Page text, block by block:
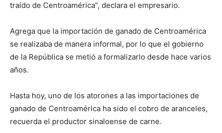
traído de Centroamérica”, declara el empresario.
Agrega que la importación de ganado de Centroamérica
se realizaba de manera informal, por lo que el gobierno
de la República se metió a formalizarlo desde hace varios
años.
Hasta hoy, uno de los atorones a las importaciones de
ganado de Centroamérica ha sido el cobro de aranceles,
recuerda el productor sinaloense de carne.